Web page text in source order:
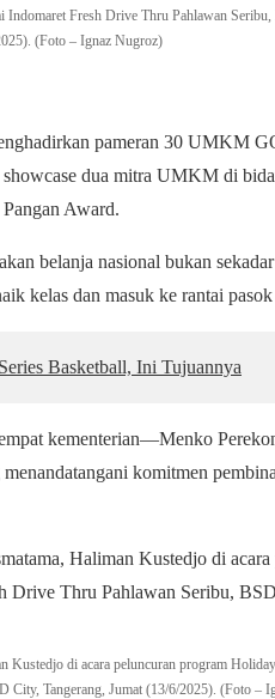
Fresh Drive Thru Pahlawan
(Foto – Ignaz Nugroz)
pameran 30 UMKM
dua mitra UMKM di
Award.
belanja nasional bukan
kelas dan masuk ke rantai
Basketball, Ini Tujuannya
kementerian—Menko
komitmen
di acara peluncuran program
City, Tangerang, Jumat (13/6/2025). (Foto –